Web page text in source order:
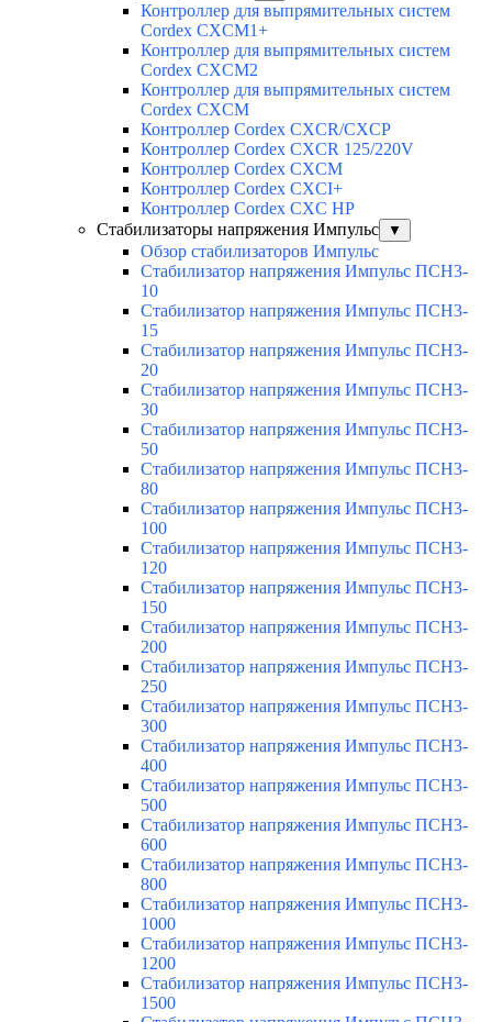
Контроллер для выпрямительных систем
Cordex CXCM1+
Контроллер для выпрямительных систем
Cordex CXCM2
Контроллер для выпрямительных систем
Cordex CXCM
Контроллер Cordex CXCR/CXCP
Контроллер Cordex CXCR 125/220V
Контроллер Cordex CXCM
Контроллер Cordex CXCI+
Контроллер Cordex CXC HP
Стабилизаторы напряжения Импульс
▼
Обзор стабилизаторов Импульс
Стабилизатор напряжения Импульс ПСН3-
10
Стабилизатор напряжения Импульс ПСН3-
15
Стабилизатор напряжения Импульс ПСН3-
20
Стабилизатор напряжения Импульс ПСН3-
30
Стабилизатор напряжения Импульс ПСН3-
50
Стабилизатор напряжения Импульс ПСН3-
80
Стабилизатор напряжения Импульс ПСН3-
100
Стабилизатор напряжения Импульс ПСН3-
120
Стабилизатор напряжения Импульс ПСН3-
150
Стабилизатор напряжения Импульс ПСН3-
200
Стабилизатор напряжения Импульс ПСН3-
250
Стабилизатор напряжения Импульс ПСН3-
300
Стабилизатор напряжения Импульс ПСН3-
400
Стабилизатор напряжения Импульс ПСН3-
500
Стабилизатор напряжения Импульс ПСН3-
600
Стабилизатор напряжения Импульс ПСН3-
800
Стабилизатор напряжения Импульс ПСН3-
1000
Стабилизатор напряжения Импульс ПСН3-
1200
Стабилизатор напряжения Импульс ПСН3-
1500